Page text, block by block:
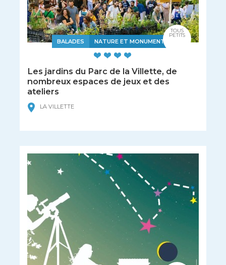
BALADES NATURE ET MONUMENTS
Les jardins du Parc de la Villette, de
nombreux espaces de jeux et des
ateliers
LA VILLETTE
TOUS
PETITS